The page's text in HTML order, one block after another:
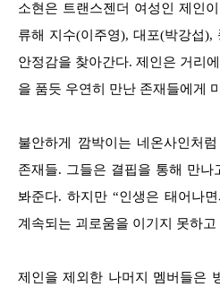
소현은 트랜스젠더 여성인 제인
류해 지수(이주영), 대포(박강섭),
안정감을 찾아간다. 제인은 거리
을 품듯 우연히 만난 존재들에게
불안하게 깜박이는 네온사인처
존재들. 그들은 결핍을 통해 만나
봐준다. 하지만 “인생은 태어나
계속되는 괴로움을 이기지 못하
제인을 제외한 나머지 멤버들은